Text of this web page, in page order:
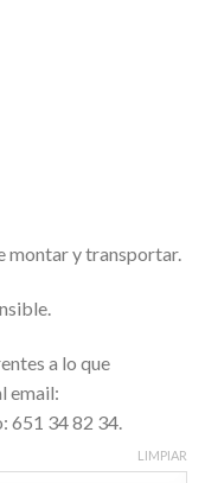
montar y transportar.
a lo que
email:
651 34 82 34.
LIMPIAR